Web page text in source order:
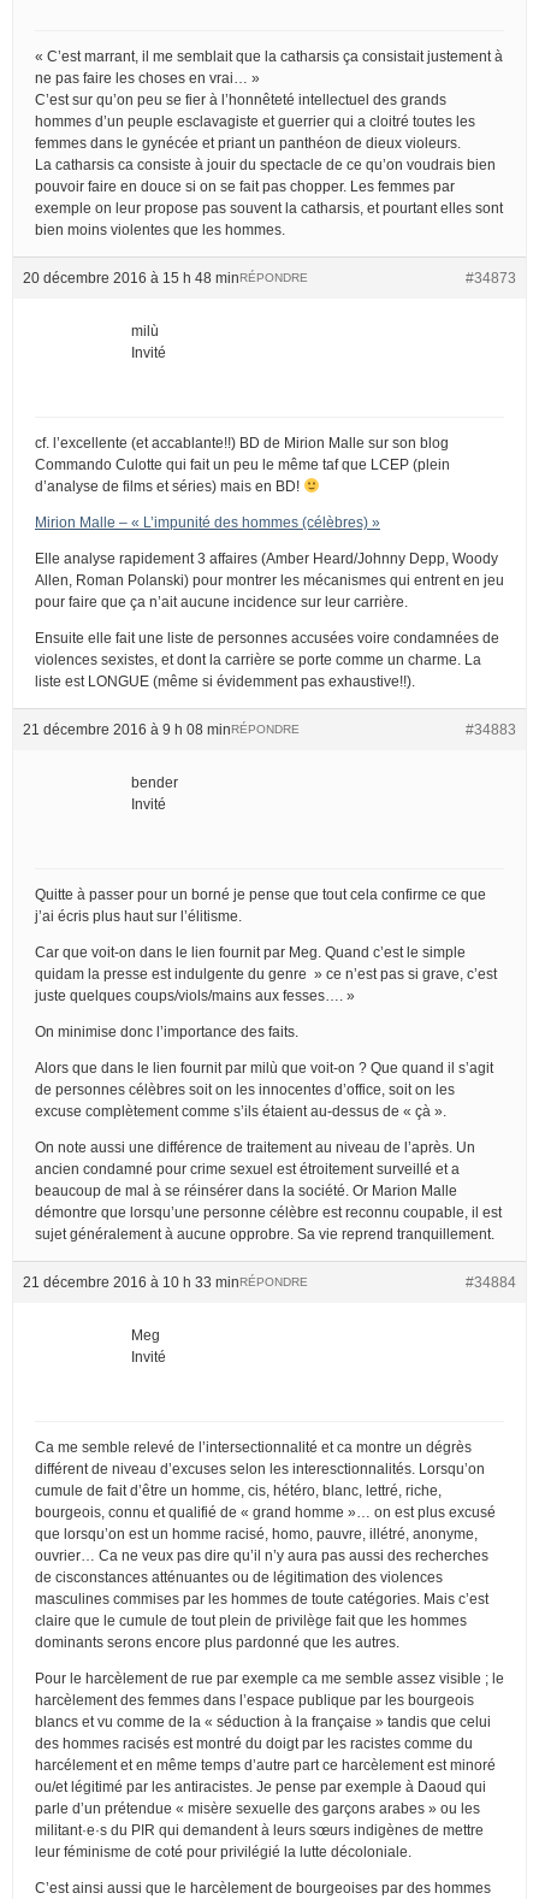
« C’est marrant, il me semblait que la catharsis ça consistait justement à
ne pas faire les choses en vrai… »
C’est sur qu’on peu se fier à l’honnêteté intellectuel des grands
hommes d’un peuple esclavagiste et guerrier qui a cloitré toutes les
femmes dans le gynécée et priant un panthéon de dieux violeurs.
La catharsis ca consiste à jouir du spectacle de ce qu’on voudrais bien
pouvoir faire en douce si on se fait pas chopper. Les femmes par
exemple on leur propose pas souvent la catharsis, et pourtant elles sont
bien moins violentes que les hommes.
20 décembre 2016 à 15 h 48 min #34873
RÉPONDRE
milù
Invité
cf. l’excellente (et accablante!!) BD de Mirion Malle sur son blog
Commando Culotte qui fait un peu le même taf que LCEP (plein
d’analyse de films et séries) mais en BD!
Mirion Malle – « L’impunité des hommes (célèbres) »
Elle analyse rapidement 3 affaires (Amber Heard/Johnny Depp, Woody
Allen, Roman Polanski) pour montrer les mécanismes qui entrent en jeu
pour faire que ça n’ait aucune incidence sur leur carrière.
Ensuite elle fait une liste de personnes accusées voire condamnées de
violences sexistes, et dont la carrière se porte comme un charme. La
liste est LONGUE (même si évidemment pas exhaustive!!).
21 décembre 2016 à 9 h 08 min #34883
RÉPONDRE
bender
Invité
Quitte à passer pour un borné je pense que tout cela confirme ce que
j’ai écris plus haut sur l’élitisme.
Car que voit-on dans le lien fournit par Meg. Quand c’est le simple
quidam la presse est indulgente du genre » ce n’est pas si grave, c’est
juste quelques coups/viols/mains aux fesses…. »
On minimise donc l’importance des faits.
Alors que dans le lien fournit par milù que voit-on ? Que quand il s’agit
de personnes célèbres soit on les innocentes d’office, soit on les
excuse complètement comme s’ils étaient au-dessus de « çà ».
On note aussi une différence de traitement au niveau de l’après. Un
ancien condamné pour crime sexuel est étroitement surveillé et a
beaucoup de mal à se réinsérer dans la société. Or Marion Malle
démontre que lorsqu’une personne célèbre est reconnu coupable, il est
sujet généralement à aucune opprobre. Sa vie reprend tranquillement.
21 décembre 2016 à 10 h 33 min #34884
RÉPONDRE
Meg
Invité
Ca me semble relevé de l’intersectionnalité et ca montre un dégrès
différent de niveau d’excuses selon les interesctionnalités. Lorsqu’on
cumule de fait d’être un homme, cis, hétéro, blanc, lettré, riche,
bourgeois, connu et qualifié de « grand homme »… on est plus excusé
que lorsqu’on est un homme racisé, homo, pauvre, illétré, anonyme,
ouvrier… Ca ne veux pas dire qu’il n’y aura pas aussi des recherches
de cisconstances atténuantes ou de légitimation des violences
masculines commises par les hommes de toute catégories. Mais c’est
claire que le cumule de tout plein de privilège fait que les hommes
dominants serons encore plus pardonné que les autres.
Pour le harcèlement de rue par exemple ca me semble assez visible ; le
harcèlement des femmes dans l’espace publique par les bourgeois
blancs et vu comme de la « séduction à la française » tandis que celui
des hommes racisés est montré du doigt par les racistes comme du
harcélement et en même temps d’autre part ce harcèlement est minoré
ou/et légitimé par les antiracistes. Je pense par exemple à Daoud qui
parle d’un prétendue « misère sexuelle des garçons arabes » ou les
militant·e·s du PIR qui demandent à leurs sœurs indigènes de mettre
leur féminisme de coté pour privilégié la lutte décoloniale.
C’est ainsi aussi que le harcèlement de bourgeoises par des hommes